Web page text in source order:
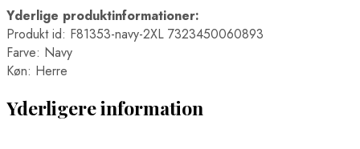
Yderlige produktinformationer:
Produkt id: F81353-navy-2XL 7323450060893
Farve: Navy
Køn: Herre
Yderligere information